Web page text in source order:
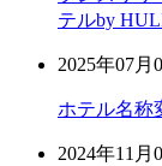
テルby
2025年07月
ホテル名称
2024年11月